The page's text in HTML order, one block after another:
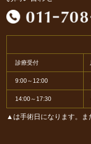
診療受付
9:00～12:00
14:00～17:30
▲は手術日になります。ま